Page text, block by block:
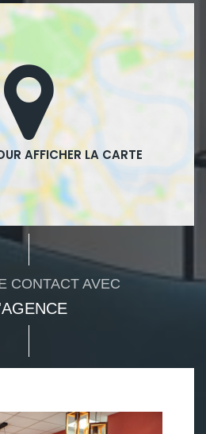
CONTACT AVEC